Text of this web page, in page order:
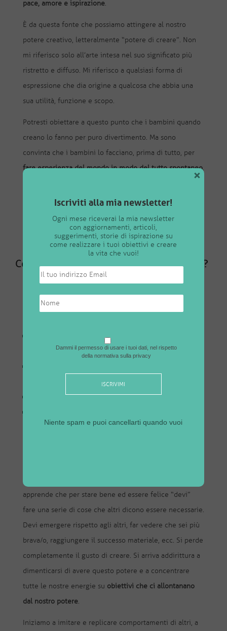
pace, amore e ispirazione.
È da questa fonte che possiamo attingere al nostro
potere creativo, letteralmente “potere di creare”. Non
mi riferisco solo all’arte intesa nel suo significato più
ristretto e diffuso. Mi riferisco a qualsiasi forma di
espressione che dia origine a qualcosa che abbia una
sua utilità, funzione e scopo.
Potresti obiettare a questo punto che i bambini quando
creano lo fanno per puro divertimento. Ma sono
convinta che i bambini lo facciano, prima di tutto, per
fare esperienza del mondo in modo del tutto spontaneo.
esprimersi e a interagire con il mondo circostante.
Quindi creano con la finalità di imparare a vivere la vita
in modo gioioso e spontaneo.
Come usarlo al massimo del suo potenziale?
Puoi essere sicura che stai utilizzando il tuo potere
creativo al massimo del suo potenziale quando si
verificano queste condizioni:
crei qualcosa che rispecchia ciò in cui credi (i tuoi
risponde a unbisogno autentico e reale
nel senso che fa del bene a te e agli altri.
apprende che per stare bene ed essere felice “devi”
fare una serie di cose che altri dicono essere necessarie.
Devi emergere rispetto agli altri, far vedere che sei più
brava/o, raggiungere il successo materiale, ecc. Si perde
completamente il gusto di creare. Si arriva addirittura a
dimenticarsi di avere questo potere e a concentrare
tutte le nostre energie su obiettivi che ci allontanano
dal nostro potere.
Iniziamo a imitare e replicare comportamenti di altri, a
Iscriviti alla mia newsletter!
Ogni mese riceverai la mia newsletter
con aggiornamenti, articoli,
suggerimenti, storie di ispirazione su
come realizzare i tuoi obiettivi e creare
la vita che vuoi!
Dammi il permesso di usare i tuoi dati, nel rispetto
della normativa sulla privacy
Niente spam e puoi cancellarti quando vuoi
×